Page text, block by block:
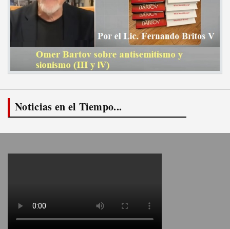
Noticias en el Tiempo...